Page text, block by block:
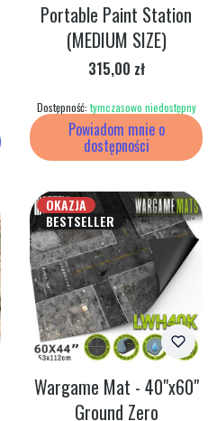
Powiadom mnie o
dostępności
Portable Paint Station
(MEDIUM SIZE)
Cena
315,00 zł
Dostępność: tymczasowo niedostępny
OKAZJA
BESTSELLER
Wargame Mat - 40"x60"
Ground Zero